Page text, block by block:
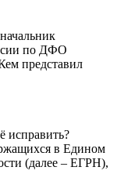
по ДФО
представил
исправить?
в Едином
(далее – ЕГРН),